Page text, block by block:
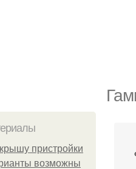
пристройки
возможны